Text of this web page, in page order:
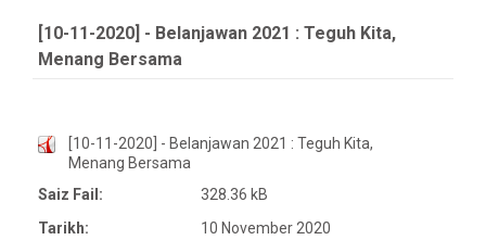
[10-11-2020] - Belanjawan 2021 : Teguh Kita,
Menang Bersama
[10-11-2020] - Belanjawan 2021 : Teguh Kita,
Menang Bersama
Saiz Fail:
328.36 kB
Tarikh:
10 November 2020